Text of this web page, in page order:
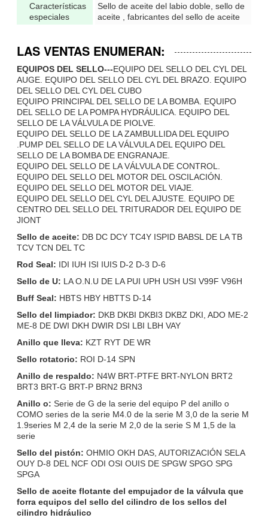
Deja un mensaje
Características
especiales
Sello de aceite del labio doble, sello de
aceite , fabricantes del sello de aceite
LAS VENTAS ENUMERAN:
EQUIPOS DEL SELLO---EQUIPO DEL SELLO DEL CYL DEL
AUGE. EQUIPO DEL SELLO DEL CYL DEL BRAZO. EQUIPO
DEL SELLO DEL CYL DEL CUBO
EQUIPO PRINCIPAL DEL SELLO DE LA BOMBA. EQUIPO
DEL SELLO DE LA POMPA HYDRÁULICA. EQUIPO DEL
SELLO DE LA VÁLVULA DE PIOLVE.
EQUIPO DEL SELLO DE LA ZAMBULLIDA DEL EQUIPO
.PUMP DEL SELLO DE LA VÁLVULA DEL EQUIPO DEL
SELLO DE LA BOMBA DE ENGRANAJE.
EQUIPO DEL SELLO DE LA VÁLVULA DE CONTROL.
EQUIPO DEL SELLO DEL MOTOR DEL OSCILACIÓN.
EQUIPO DEL SELLO DEL MOTOR DEL VIAJE.
EQUIPO DEL SELLO DEL CYL DEL AJUSTE. EQUIPO DE
CENTRO DEL SELLO DEL TRITURADOR DEL EQUIPO DE
JIONT
Sello de aceite: DB DC DCY TC4Y ISPID BABSL DE LA TB
TCV TCN DEL TC
Rod Seal: IDI IUH ISI IUIS D-2 D-3 D-6
Sello de U: LA O.N.U DE LA PUI UPH USH USI V99F V96H
Buff Seal: HBTS HBY HBTTS D-14
Sello del limpiador: DKB DKBI DKBI3 DKBZ DKI, ADO ME-2
ME-8 DE DWI DKH DWIR DSI LBI LBH VAY
Anillo que lleva: KZT RYT DE WR
Sello rotatorio: ROI D-14 SPN
Anillo de respaldo: N4W BRT-PTFE BRT-NYLON BRT2
BRT3 BRT-G BRT-P BRN2 BRN3
Anillo o: Serie de G de la serie del equipo P del anillo o
COMO series de la serie M4.0 de la serie M 3,0 de la serie M
1.9series M 2,4 de la serie M 2,0 de la serie S M 1,5 de la
serie
Sello del pistón: OHMIO OKH DAS, AUTORIZACIÓN SELA
OUY D-8 DEL NCF ODI OSI OUIS DE SPGW SPGO SPG
SPGA
Sello de aceite flotante del empujador de la válvula que
forra equipos del sello del cilindro de los sellos del
cilindro hidráulico